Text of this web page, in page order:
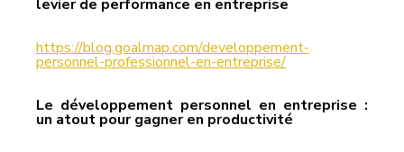
levier de performance en entreprise
https://blog.goalmap.com/developpement-
personnel-professionnel-en-entreprise/
Le développement personnel en entreprise :
un atout pour gagner en productivité